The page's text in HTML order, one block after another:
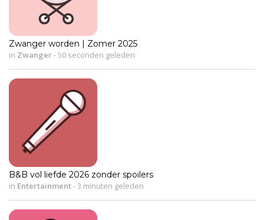
Zwanger worden | Zomer 2025
in Zwanger-50 seconden geleden
B&B vol liefde 2026 zonder spoilers
in Entertainment-3 minuten geleden